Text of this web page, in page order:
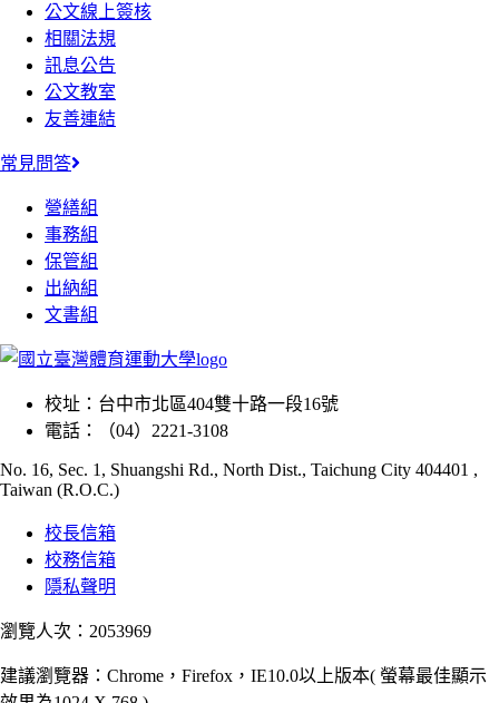
公文線上簽核
相關法規
訊息公告
公文教室
友善連結
常見問答
營繕組
事務組
保管組
出納組
文書組
校址： 台中市北區404雙十路一段16號
電話：
（04）2221-3108
No. 16, Sec. 1, Shuangshi Rd., North Dist., Taichung City 404401 ,
Taiwan (R.O.C.)
校長信箱
校務信箱
隱私聲明
瀏覽人次：2053969
建議瀏覽器：Chrome，Firefox，IE10.0以上版本( 螢幕最佳顯示